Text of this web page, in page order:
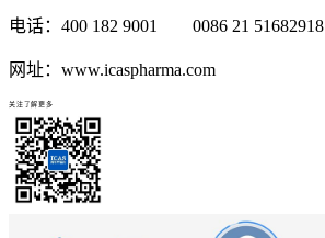
电话：400 182 9001 0086 21 51682918
网址：www.icaspharma.com
关注了解更多